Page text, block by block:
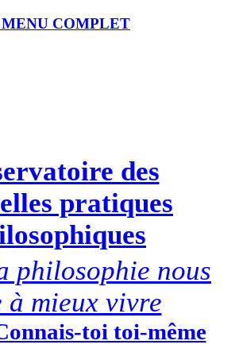
COMPLET
des
pratiques
philosophie nous
à mieux vivre
toi toi-même